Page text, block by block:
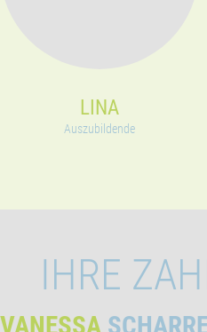
LINA
Auszubildende
IHRE
VANESSA